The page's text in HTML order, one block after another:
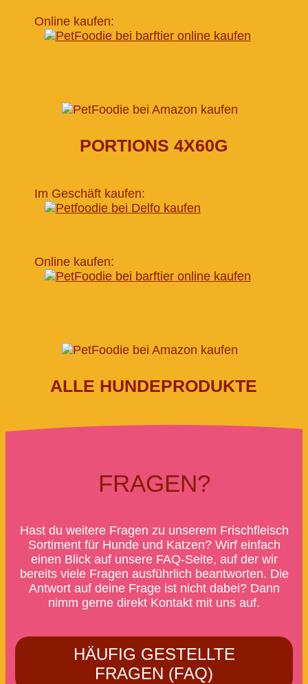
Online kaufen:
PORTIONS 4X60G
Im Geschäft kaufen:
Online kaufen:
ALLE HUNDEPRODUKTE
FRAGEN?
Hast du weitere Fragen zu unserem Frischfleisch
Sortiment für Hunde und Katzen? Wirf einfach
einen Blick auf unsere FAQ-Seite, auf der wir
bereits viele Fragen ausführlich beantworten. Die
Antwort auf deine Frage ist nicht dabei? Dann
nimm gerne direkt Kontakt mit uns auf.
HÄUFIG GESTELLTE
FRAGEN (FAQ)